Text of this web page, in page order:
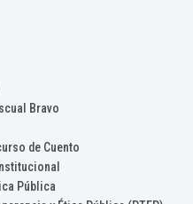
Bravo
de Cuento
Pública